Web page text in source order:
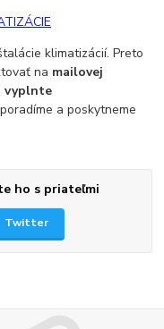
klimatizácií. Preto
na mailovej
vyplnte
a poskytneme
ho s priateľmi
Twitter